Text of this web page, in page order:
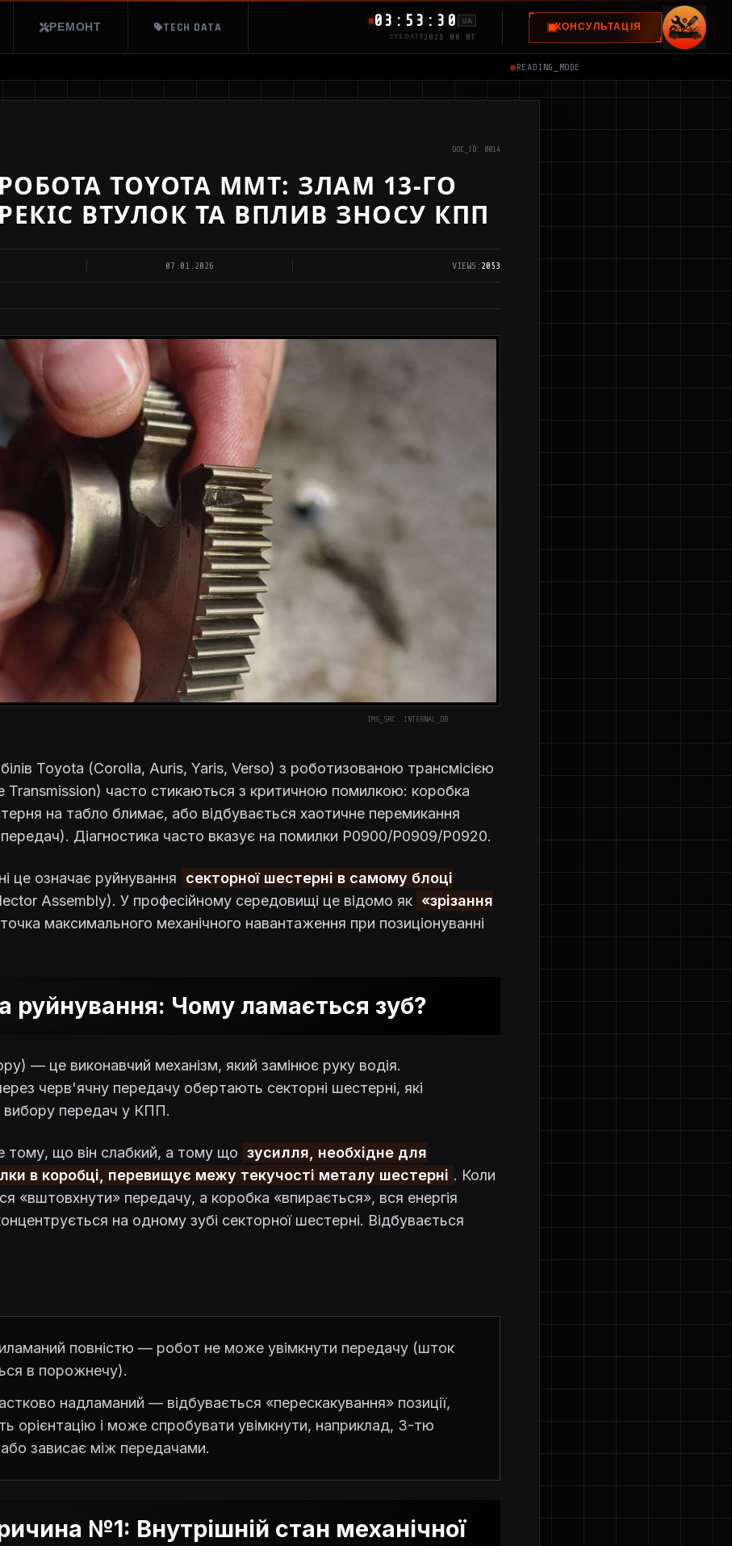
РЕМОНТ TECH DATA 03:53:31 UA
SYS.DATE2026.08.07
КОНСУЛЬТАЦІЯ
●READING_MODE
DOC_ID: 0014
TOYOTA MMT: ЗЛАМ 13-ГО
ВТУЛОК ТА ВПЛИВ ЗНОСУ КПП
07.01.2026 VIEWS: 2053
IMG_SRC: INTERNAL_DB
Toyota (Corolla, Auris, Yaris, Verso) з роботизованою трансмісією
часто стикаються з критичною помилкою: коробка
на табло блимає, або відбувається хаотичне перемикання
Діагностика часто вказує на помилки P0900/P0909/P0920.
це означає руйнування
секторної шестерні в самому блоці
Assembly). У професійному середовищі це відомо як «зрізання
максимального механічного навантаження при позиціонуванні
руйнування: Чому ламається зуб?
— це виконавчий механізм, який замінює руку водія.
черв'ячну передачу обертають секторні шестерні, які
передач у КПП.
тому, що він слабкий, а тому що зусилля, необхідне для
в коробці, перевищує межу текучості металу шестерні . Коли
«вштовхнути» передачу, а коробка «впирається», вся енергія
на одному зубі секторної шестерні. Відбувається
повністю — робот не може увімкнути передачу (шток
в порожнечу).
надламаний — відбувається «перескакування» позиції,
орієнтацію і може спробувати увімкнути, наприклад, 3-тю
або зависає між передачами.
№1: Внутрішній стан механічної